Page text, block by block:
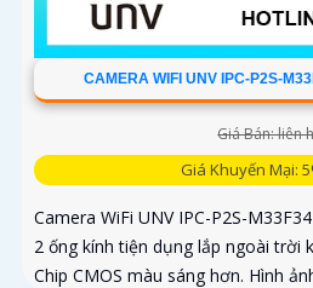
CAMERA WIFI UNV IPC-P2S-
Giá Bán: liên
Giá Khuyến Mại:
Camera WiFi UNV IPC-P2S-
2 ống kính tiện dụng lắp ngoài trời
Chip CMOS màu sáng hơn. Hình